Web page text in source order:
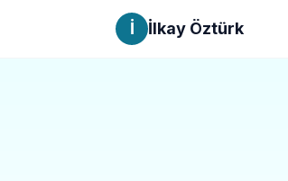
İ İlkay Öztürk